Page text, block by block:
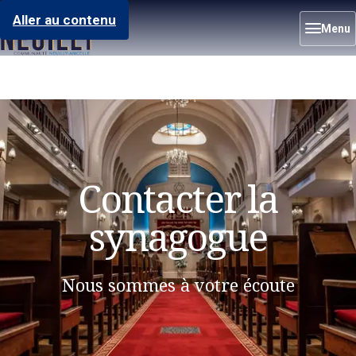
Aller au contenu
Menu
Contacter la
synagogue
Nous sommes à votre écoute